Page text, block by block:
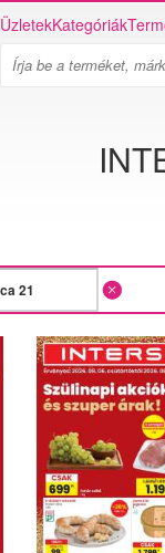
ÜzletekKategóriák